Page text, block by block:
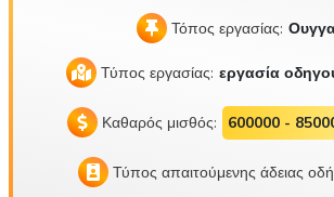
Τόπος εργασίας:
Τύπος εργασίας: εργασία
Καθαρός μισθός: 600000 -
Τύπος απαιτούμενης άδειας